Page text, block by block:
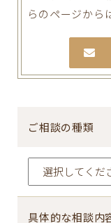
らのページから
ご相談の種類
具体的な相談内